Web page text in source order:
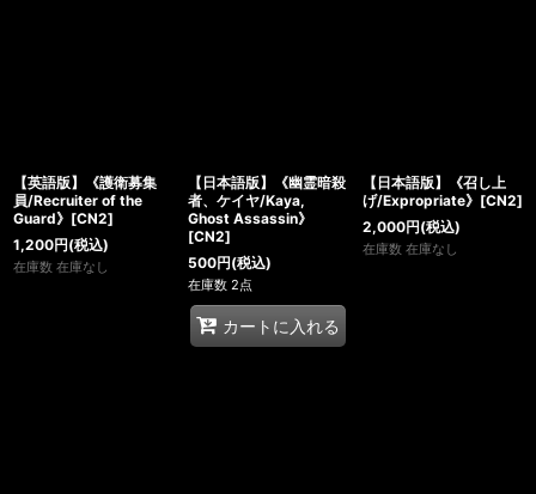
【英語版】《護衛募集
員/Recruiter of the
Guard》[CN2]
1,200円(税込)
在庫数 在庫なし
【日本語版】《幽霊暗殺
者、ケイヤ/Kaya,
Ghost Assassin》
[CN2]
500円(税込)
在庫数 2点
カートに入れる
【日本語版】《召し上
げ/Expropriate》[CN2]
2,000円(税込)
在庫数 在庫なし